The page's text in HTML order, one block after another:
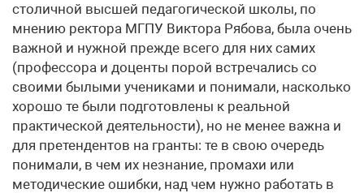
столичной высшей педагогической школы, по
мнению ректора МГПУ Виктора Рябова, была очень
важной и нужной прежде всего для них самих
(профессора и доценты порой встречались со
своими былыми учениками и понимали, насколько
хорошо те были подготовлены к реальной
практической деятельности), но не менее важна и
для претендентов на гранты: те в свою очередь
понимали, в чем их незнание, промахи или
методические ошибки, над чем нужно работать в